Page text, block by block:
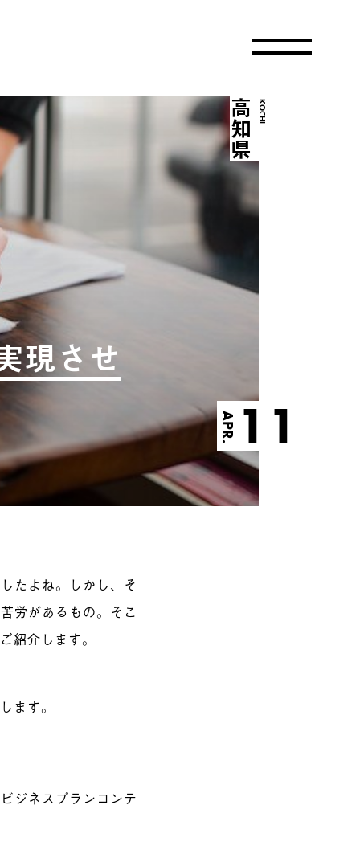
現させ
APR. 11
KOCHI
高知県
たよね。しかし、そ
労があるもの。そこ
紹介します。
ます。
ジネスプランコンテ